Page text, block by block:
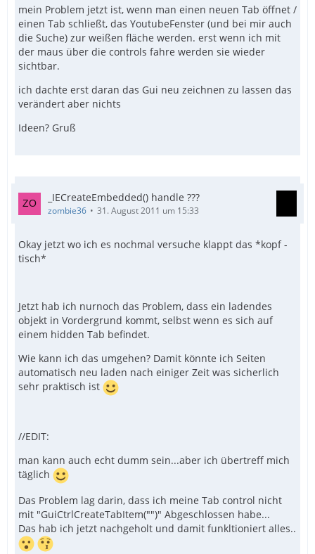
mein Problem jetzt ist, wenn man einen neuen Tab öffnet /
einen Tab schließt, das YoutubeFenster (und bei mir auch
die Suche) zur weißen fläche werden. erst wenn ich mit
der maus über die controls fahre werden sie wieder
sichtbar.
ich dachte erst daran das Gui neu zeichnen zu lassen das
verändert aber nichts
Ideen? Gruß
_IECreateEmbedded() handle ???
zombie36 31. August 2011 um 15:33
Okay jetzt wo ich es nochmal versuche klappt das *kopf -
tisch*
Jetzt hab ich nurnoch das Problem, dass ein ladendes
objekt in Vordergrund kommt, selbst wenn es sich auf
einem hidden Tab befindet.
Wie kann ich das umgehen? Damit könnte ich Seiten
automatisch neu laden nach einiger Zeit was sicherlich
sehr praktisch ist
//EDIT:
man kann auch echt dumm sein...aber ich übertreff mich
täglich
Das Problem lag darin, dass ich meine Tab control nicht
mit "GuiCtrlCreateTabItem("")" Abgeschlossen habe...
Das hab ich jetzt nachgeholt und damit funkltioniert alles..